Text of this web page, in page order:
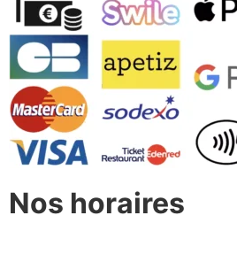
Nos horaires